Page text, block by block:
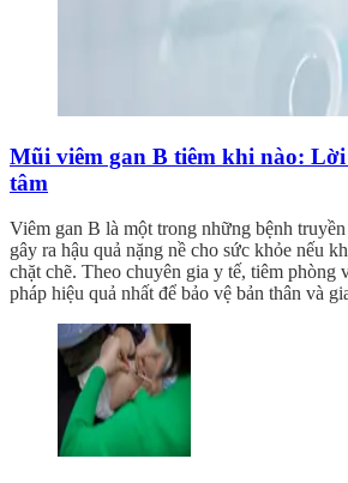
Mũi viêm gan B tiêm khi nào: Lời
tâm
Viêm gan B là một trong những bệnh
gây ra hậu quả nặng nề cho sức khỏe nếu
chặt chẽ. Theo chuyên gia y tế, tiêm phòng
pháp hiệu quả nhất để bảo vệ bản thân và